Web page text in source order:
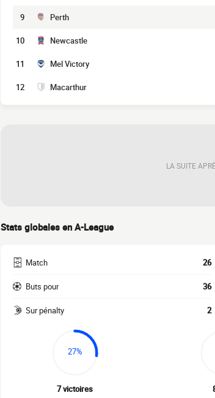
9 Perth
10 Newcastle
11 Mel Victory
12 Macarthur
LA SUITE
Stats globales en A-League
Match 26
Buts pour 36
Sur pénalty 2
27%
7 victoires